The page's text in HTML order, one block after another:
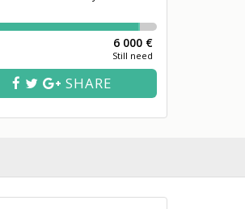
6 000 €
Still need
SHARE